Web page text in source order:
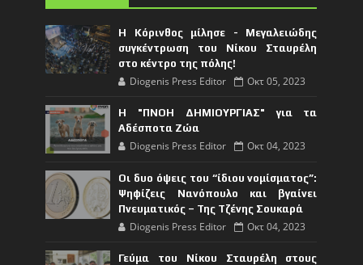
Η Κόρινθος μίλησε - Μεγαλειώδης
συγκέντρωση του Νίκου Σταυρέλη
στο κέντρο της πόλης!
Diogenis Press Editor Οκτ 05, 2023
Η "ΠΝΟΗ ΔΗΜΙΟΥΡΓΙΑΣ" για τα
Αδέσποτα Ζώα
Diogenis Press Editor Οκτ 04, 2023
Οι δυο όψεις του “ίδιου νομίσματος”:
Ψηφίζεις Νανόπουλο και βγαίνει
Πνευματικός – Της Τζένης Σουκαρά
Diogenis Press Editor Οκτ 04, 2023
Γεύμα του Νίκου Σταυρέλη στους